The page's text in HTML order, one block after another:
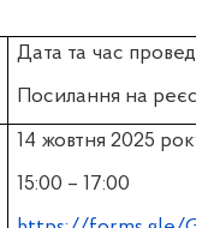
Дата та час
Посилання на
14 жовтня 2025 року
15:00 – 17:00